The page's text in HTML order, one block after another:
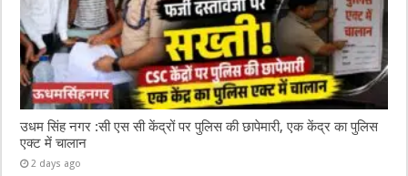
उधम सिंह नगर :सी एस सी केंद्रों पर पुलिस की छापेमारी, एक केंद्र का पुलिस
एक्ट में चालान
2 days ago